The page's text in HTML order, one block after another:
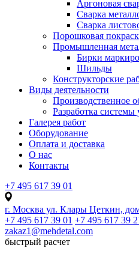
Аргоновая
Сварка
Сварка
Порошковая
Промышленная
Бирки
Шильды
Конструкторские
Виды деятельности
Производственное
Разработка
Галерея работ
Оборудование
Оплата и доставка
О нас
Контакты
+7 495 617 39 01
г. Москва ул. Клары Цеткин,
+7 495 617 39 01 +7 495 617 39
zakaz1@mehdetal.com
быстрый расчет